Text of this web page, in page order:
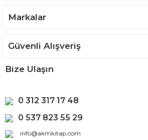
Markalar
Güvenli Alışveriş
Bize Ulaşın
0 312 317 17 48
0 537 823 55 29
info@akmkitap.com